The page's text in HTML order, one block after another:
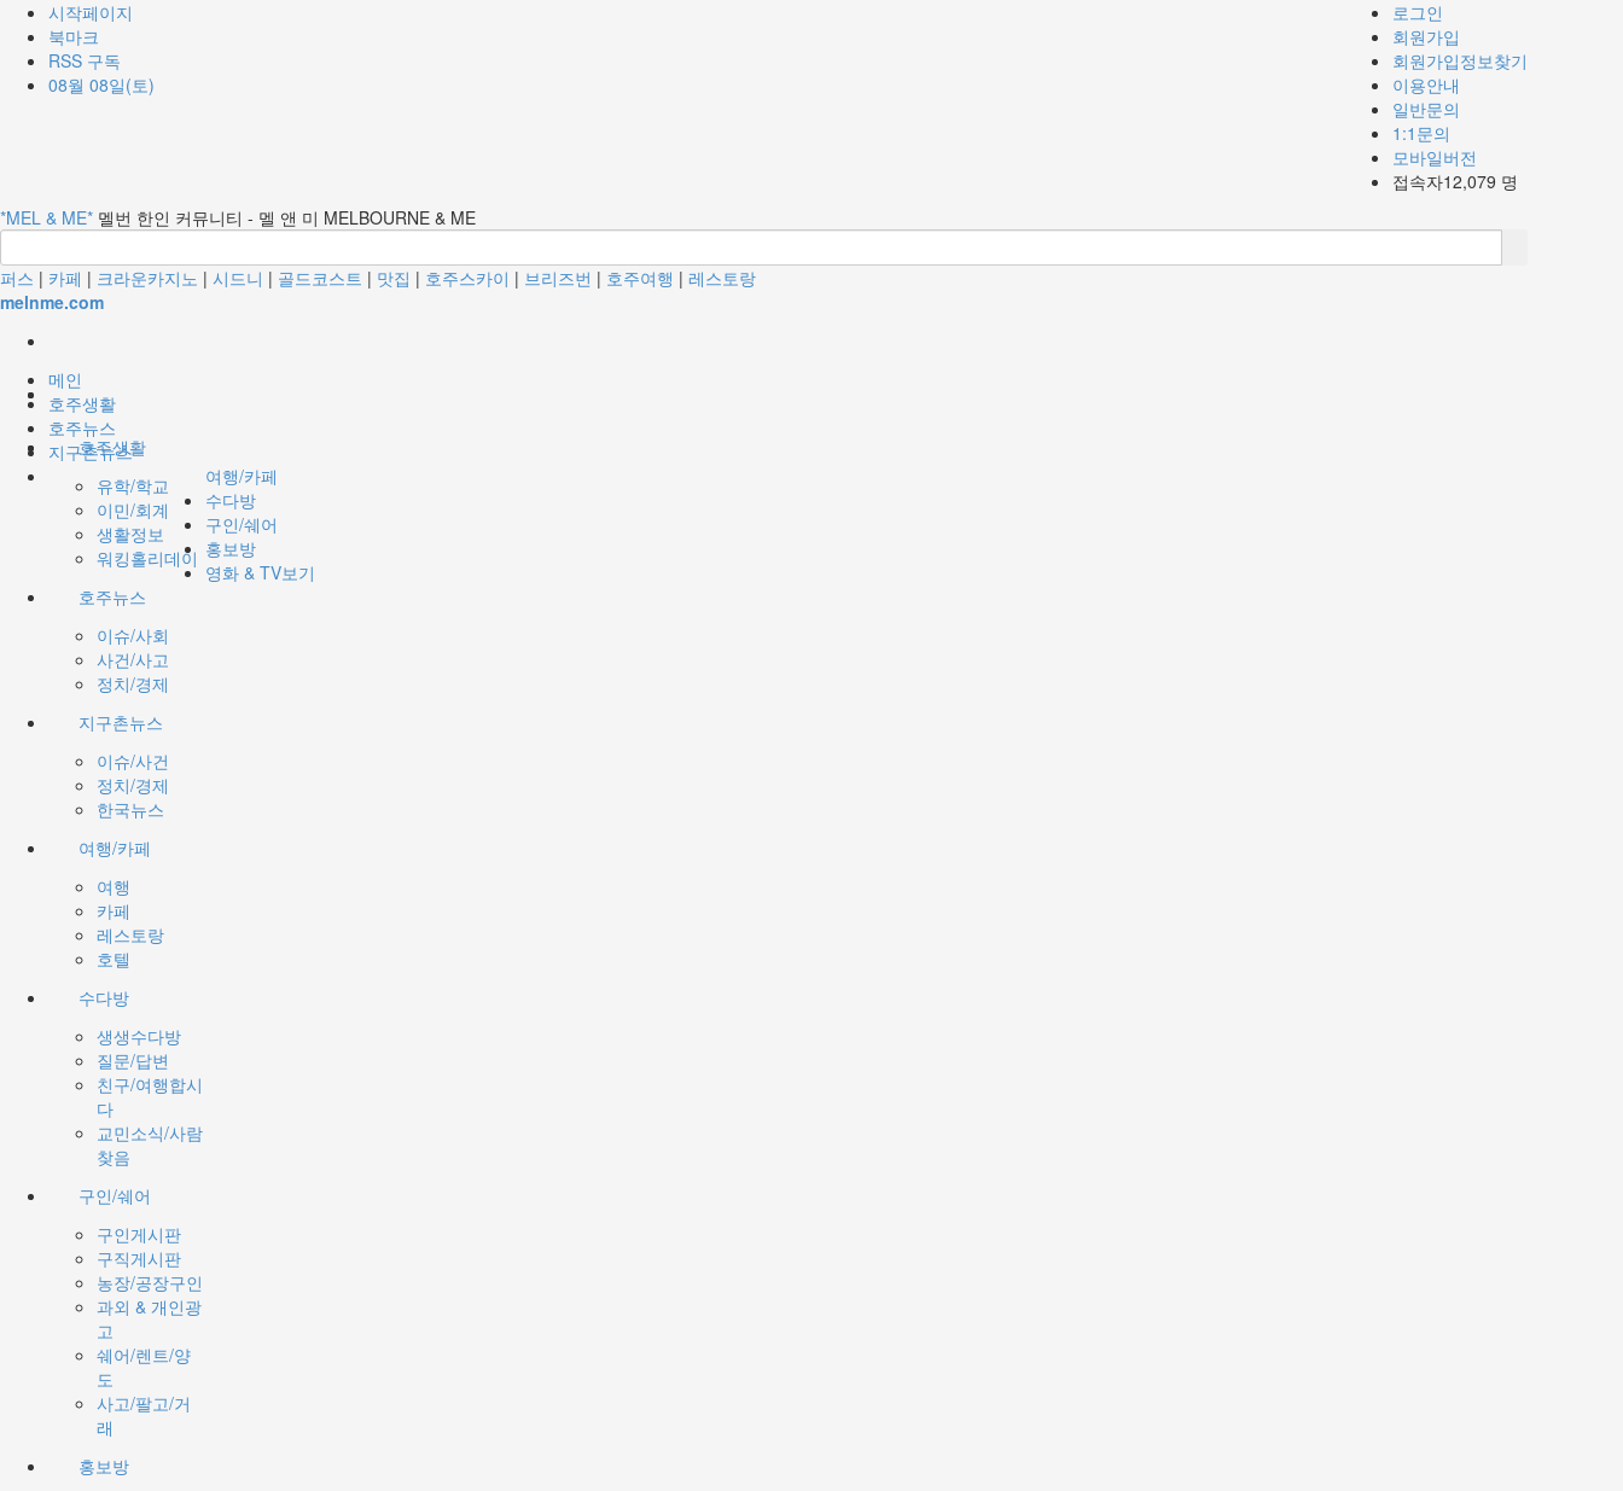
시작페이지
북마크
RSS 구독
08월 08일(토)
로그인
회원가입
회원가입정보찾기
이용안내
일반문의
1:1문의
모바일버전
접속자12,079 명
*MEL & ME* 멜번 한인 커뮤니티 - 멜 앤 미 MELBOURNE & ME
퍼스 | 카페 | 크라운카지노 | 시드니 | 골드코스트 | 맛집 | 호주스카이 | 브리즈번 | 호주여행 | 레스토랑
melnme.com
호주생활
유학/학교
이민/회계
생활정보
워킹홀리데이
호주뉴스
이슈/사회
사건/사고
정치/경제
지구촌뉴스
이슈/사건
정치/경제
한국뉴스
여행/카페
여행
카페
레스토랑
호텔
수다방
생생수다방
질문/답변
친구/여행합시
다
교민소식/사람
찾음
구인/쉐어
구인게시판
구직게시판
농장/공장구인
과외 & 개인광
고
쉐어/렌트/양
도
사고/팔고/거
래
홍보방
메인
호주생활
호주뉴스
지구촌뉴스
여행/카페
수다방
구인/쉐어
홍보방
영화 & TV보기